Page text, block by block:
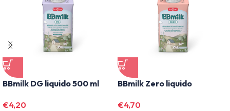
BBmilk DG liquido 500 ml
€4,20
BBmilk Zero liquido
€4,70